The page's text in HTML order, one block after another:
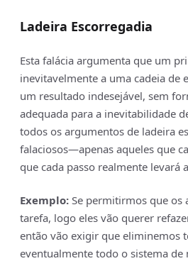
Ladeira Escorregadia
Esta falácia argumenta que um
inevitavelmente a uma cadeia de
um resultado indesejável, sem
adequada para a inevitabilidade
todos os argumentos de ladeira
falaciosos—apenas aqueles que
que cada passo realmente levará
Exemplo: Se permitirmos que os
tarefa, logo eles vão querer
então vão exigir que eliminemos
eventualmente todo o sistema de